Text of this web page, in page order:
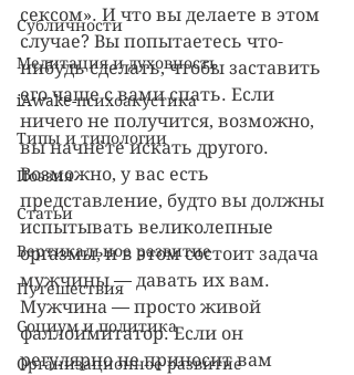
Субличности
Медитация и духовность
iAwake-психоакустика
Типы и типологии
Поэзия
Статьи
Вертикальное развитие
Путешествия
Социум и политика
Организационное развитие
сексом». И что вы делаете в этом
случае? Вы попытаетесь что-
нибудь сделать, чтобы заставить
его чаще с вами спать. Если
ничего не получится, возможно,
вы начнёте искать другого.
Возможно, у вас есть
представление, будто вы должны
испытывать великолепные
оргазмы, и в этом состоит задача
мужчины — давать их вам.
Мужчина — просто живой
фаллоимитатор. Если он
регулярно не приносит вам